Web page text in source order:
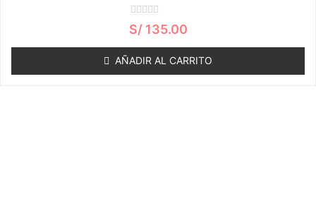
Valorado
con
de
5
S/135.00
AÑADIR AL CARRITO